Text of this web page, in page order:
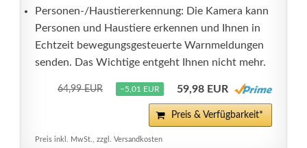
Personen-/Haustiererkennung: Die Kamera kann
Personen und Haustiere erkennen und Ihnen in
Echtzeit bewegungsgesteuerte Warnmeldungen
senden. Das Wichtige entgeht Ihnen nicht mehr.
64,99 EUR −5,01 EUR 59,98 EUR
Preis & Verfügbarkeit*
Preis inkl. MwSt., zzgl. Versandkosten